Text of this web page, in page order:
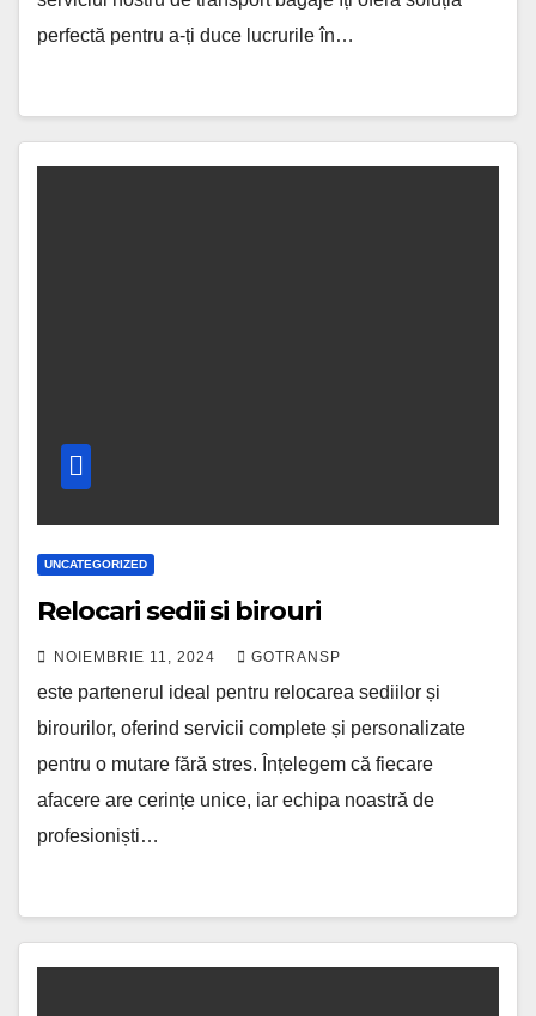
perfectă pentru a-ți duce lucrurile în…
UNCATEGORIZED
Relocari sedii si birouri
NOIEMBRIE 11, 2024 GOTRANSP
este partenerul ideal pentru relocarea sediilor și
birourilor, oferind servicii complete și personalizate
pentru o mutare fără stres. Înțelegem că fiecare
afacere are cerințe unice, iar echipa noastră de
profesioniști…